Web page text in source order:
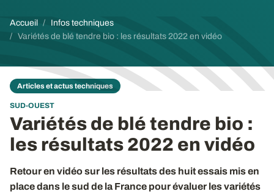
Fil d'Ariane
Accueil
Infos techniques
Variétés de blé tendre bio : les résultats 2022 en vidéo
Articles et actus techniques
SUD-OUEST
Variétés de blé tendre bio :
les résultats 2022 en vidéo
Retour en vidéo sur les résultats des huit essais mis en
place dans le sud de la France pour évaluer les variétés